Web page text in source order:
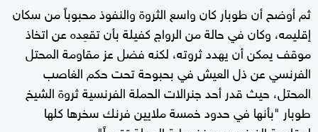
ثم أوضح أن طوبار كان واسع الثروة والنفوذ محبوباً من سكان
إقليمه، وكان في حالة من الرواج كفيلة بأن تقعِده عن اتخاذ
موقف يمكن أن يهدد ثروته، لكنه فضل عز مقاومة المحتل
الفرنسي عن ذل العيش في بحبوحة تحت حكم الغاصب
المحتل، حيث قدر أحد جنرالات الحملة الفرنسية ثروة الشيخ
طوبار "بأنها في حدود خمسة ملايين فرنك سخرها كلها